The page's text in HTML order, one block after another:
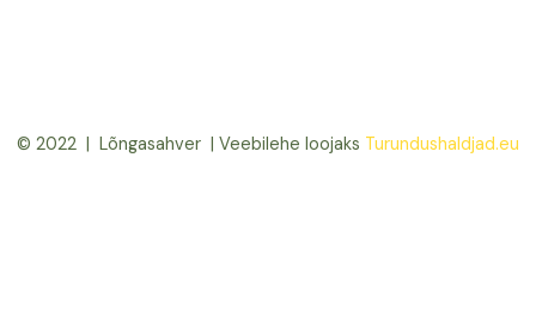
© 2022 | Lõngasahver | Veebilehe loojaks Turundushaldjad.eu